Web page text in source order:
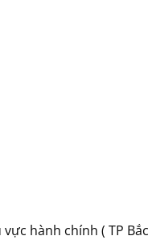
hành chính ( TP